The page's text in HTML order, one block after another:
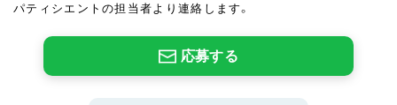
パティシエントの担当者より連絡します。
応募する